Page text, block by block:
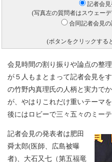
記者会
(写真左の質問者はスウェー
合同記者会見
(ボタンをクリックする
会見時間の割り振りや論点の整
が５人もまとまって記者会見を
の竹野内真理氏の人柄と実力で
が、やはりこれだけ重いテーマ
後にはロビーで三々五々のミー
記者会見の発表者は肥田
舜太郎(医師、広島被曝
者)、大石又七（第五福竜